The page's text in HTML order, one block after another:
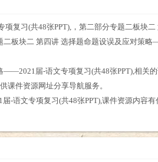
复习(共48张PPT),，第二部分专题二板块
板块二 第四讲 选择题命题设误及应对策
届-语文专项复习(共48张PPT),相关
课件资源网址分享导航服务。
文专项复习(共48张PPT),课件资源内容有